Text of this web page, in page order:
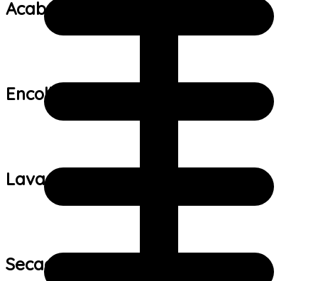
Acabamento:
Encolhimento:
Lavagem:
Secagem: